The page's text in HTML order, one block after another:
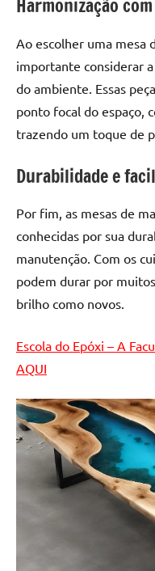
de
de
alta
qualidade,
como
Tables
mesas
de
tampinhas
resinadas.
Harmonização
Ao escolher uma mesa
importante considerar
do ambiente. Essas
ponto focal do espaço,
trazendo um toque de
Durabilidade e
Por fim, as mesas de
conhecidas por sua
manutenção. Com os
podem durar por
brilho como novos.
Escola do Epóxi – A
AQUI